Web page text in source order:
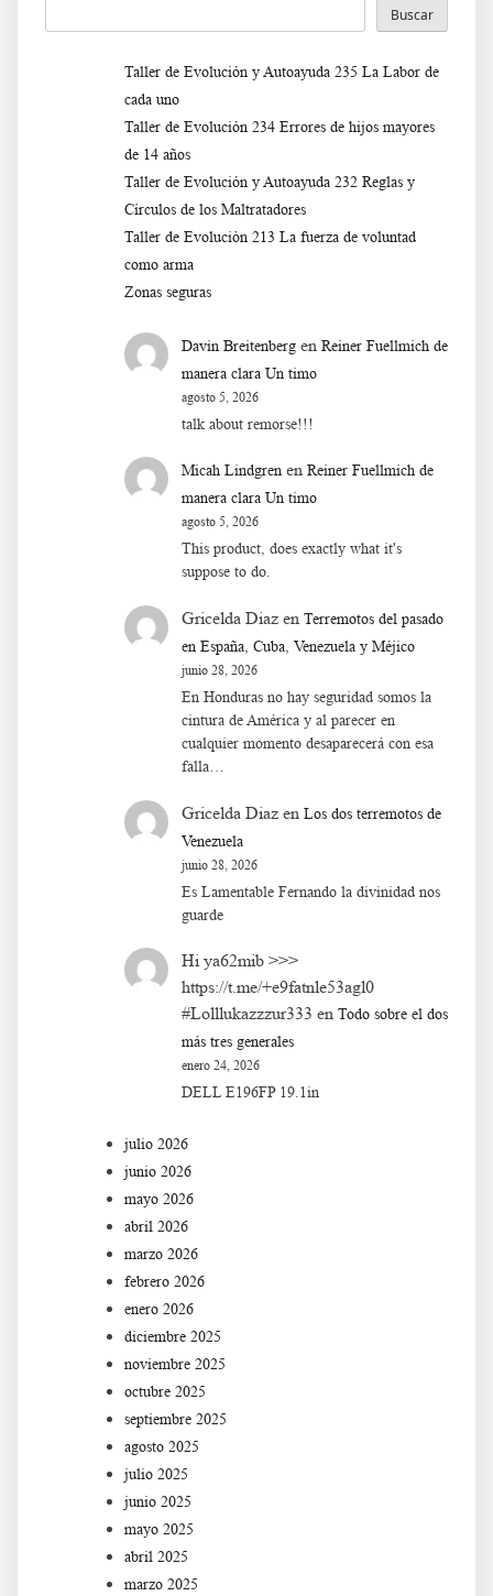
Buscar
Taller de Evolución y Autoayuda 235 La Labor de
cada uno
Taller de Evolución 234 Errores de hijos mayores
de 14 años
Taller de Evolución y Autoayuda 232 Reglas y
Círculos de los Maltratadores
Taller de Evoluciòn 213 La fuerza de voluntad
como arma
Zonas seguras
Davin Breitenberg en Reiner Fuellmich de
manera clara Un timo
agosto 5, 2026
talk about remorse!!!
Micah Lindgren en Reiner Fuellmich de
manera clara Un timo
agosto 5, 2026
This product, does exactly what it's
suppose to do.
Gricelda Diaz en Terremotos del pasado
en España, Cuba, Venezuela y Méjico
junio 28, 2026
En Honduras no hay seguridad somos la
cintura de América y al parecer en
cualquier momento desaparecerá con esa
falla…
Gricelda Diaz en Los dos terremotos de
Venezuela
junio 28, 2026
Es Lamentable Fernando la divinidad nos
guarde
Hi ya62mib >>>
https://t.me/+e9fatnle53agl0
#Lolllukazzzur333 en Todo sobre el dos
más tres generales
enero 24, 2026
DELL E196FP 19.1in
julio 2026
junio 2026
mayo 2026
abril 2026
marzo 2026
febrero 2026
enero 2026
diciembre 2025
noviembre 2025
octubre 2025
septiembre 2025
agosto 2025
julio 2025
junio 2025
mayo 2025
abril 2025
marzo 2025